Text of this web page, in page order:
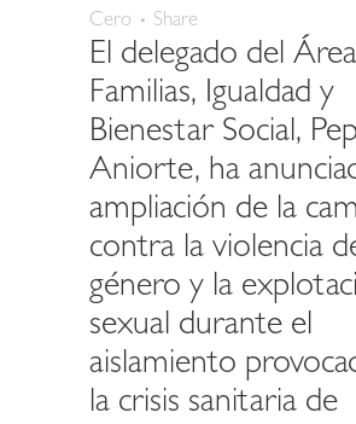
Cero
Share
El delegado del
Familias, Igualdad y
Bienestar Social,
Aniorte, ha
ampliación de la
contra la violencia
género y la
sexual durante el
aislamiento
la crisis sanitaria de